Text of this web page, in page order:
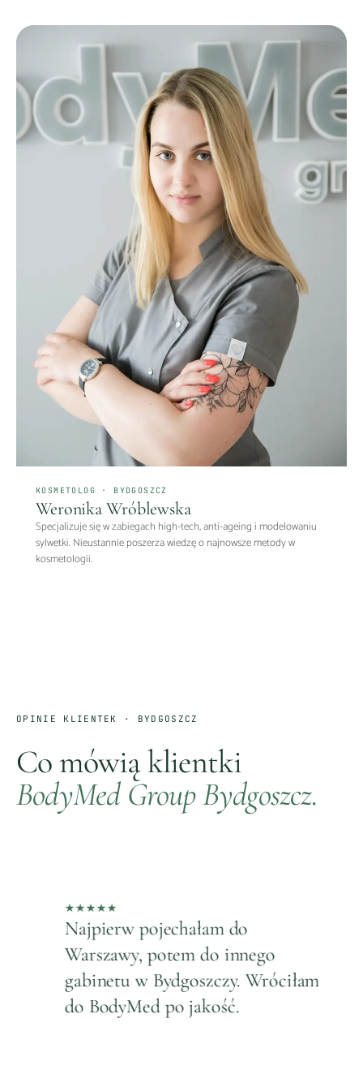
KOSMETOLOG · BYDGOSZCZ
Weronika Wróblewska
Specjalizuje się w zabiegach high-tech, anti-ageing i modelowaniu
sylwetki. Nieustannie poszerza wiedzę o najnowsze metody w
kosmetologii.
OPINIE KLIENTEK · BYDGOSZCZ
Co mówią klientki
BodyMed GroupBydgoszcz.
★★
Najpierw pojechałam do
Warszawy, potem do innego
gabinetu w Bydgoszczy. Wróciłam
do BodyMed po jakość.